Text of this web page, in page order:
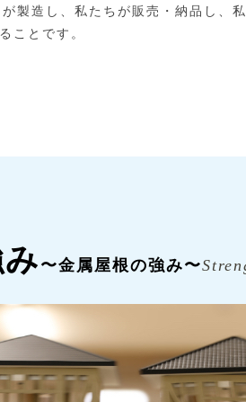
製造し、私たちが販売・納品し、
ことです。
〜金属屋根の強み〜